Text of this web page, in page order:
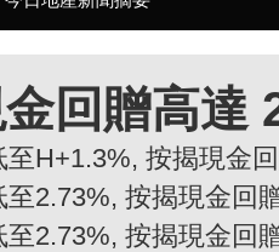
回贈高達
至H+1.3%, 按揭現金
至2.73%, 按揭現金回
至2.73%, 按揭現金回